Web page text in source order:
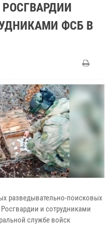
ФСБ В
разведывательно-поисковых
и сотрудниками
службе войск